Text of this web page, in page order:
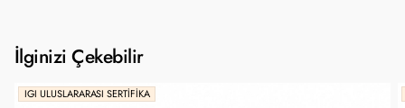
İlginizi Çekebilir
IGI ULUSLARARASI SERTIFIKA